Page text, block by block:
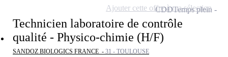
Technicien laboratoire de contrôle
qualité - Physico-chimie (H/F)
SANDOZ BIOLOGICS FRANCE - 31 - TOULOUSE
CDDTemps plein
Ajouter cette offre à ma sélection